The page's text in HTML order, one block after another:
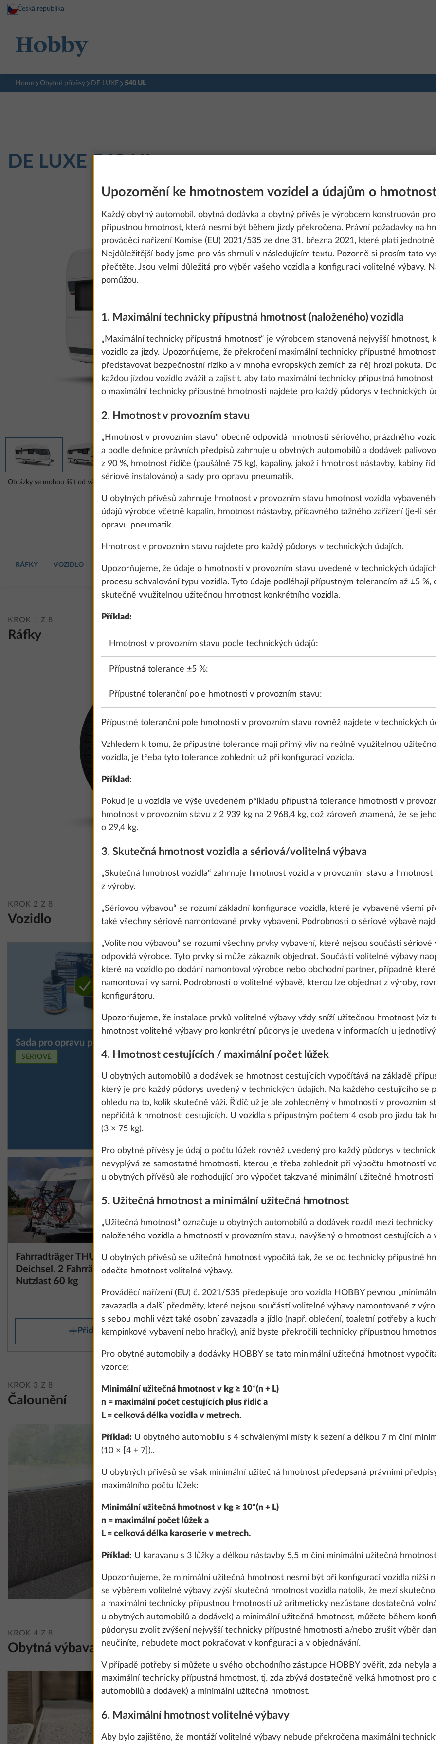
improve our communication with you. We take your preferences into
all". You can revoke your consent at any time with effect for the future.
information about cookies and customization options by clicking on the
Česká republika
Home Obytné přívěsy DE LUXE 540 UL
DE LUXE 540 UL
Obrázky se mohou lišit od vámi zvolené konfigurace.
RÁFKY VOZIDLO ČALOUNĚNÍ OBYTNÁ VÝBAVA VODA, PLYN, ELEKTRIKA VYTÁPĚNÍ, KLIMATIZACE
KROK 1 Z 8
Ráfky
Ocelové
Silber s
SÉRIOVĚ
slitiny,
KROK 2 Z 8
Vozidlo
Sada pro opravu pneumatik
SÉRIOVĚ
místo sady na opravu
podlahu 1
25,4 kg
13 000 Kč
Fahrradträger THULE, für
Deichsel, 2 Fahrräder,
Nutzlast 60 kg
Další informace
10,0 kg
11 000 Kč
Přidat
KROK 3 Z 8
Čalounění
Zesto
KROK 4 Z 8
Obytná výbava
Upozornění ke hmotnostem vozidel a údajům o
Každý obytný automobil, obytná dodávka a obytný přívěs je výrobcem konstruován
přípustnou hmotnost, která nesmí být během jízdy překročena. Právní požadavky na
prováděcí nařízení Komise (EU) 2021/535 ze dne 31. března 2021, které platí
Nejdůležitější body jsme pro vás shrnuli v následujícím textu. Pozorně si prosím tato
přečtěte. Jsou velmi důležitá pro výběr vašeho vozidla a konfiguraci volitelné výbavy.
pomůžou.
1. Maximální technicky přípustná hmotnost (naloženého) vozidla
„Maximální technicky přípustná hmotnost“ je výrobcem stanovená nejvyšší hmotnost,
vozidlo za jízdy. Upozorňujeme, že překročení maximální technicky přípustné
představovat bezpečnostní riziko a v mnoha evropských zemích za něj hrozí pokuta.
každou jízdou vozidlo zvážit a zajistit, aby tato maximální technicky přípustná
o maximální technicky přípustné hmotnosti najdete pro každý půdorys v technických
2. Hmotnost v provozním stavu
„Hmotnost v provozním stavu“ obecně odpovídá hmotnosti sériového, prázdného
a podle definice právních předpisů zahrnuje u obytných automobilů a dodávek
z 90 %, hmotnost řidiče (paušálně 75 kg), kapaliny, jakož i hmotnost nástavby, kabiny
sériově instalováno) a sady pro opravu pneumatik.
U obytných přívěsů zahrnuje hmotnost v provozním stavu hmotnost vozidla
údajů výrobce včetně kapalin, hmotnost nástavby, přídavného tažného zařízení (je-li
opravu pneumatik.
Hmotnost v provozním stavu najdete pro každý půdorys v technických údajích.
Upozorňujeme, že údaje o hmotnosti v provozním stavu uvedené v technických
procesu schvalování typu vozidla. Tyto údaje podléhají přípustným tolerancím až ±5 %,
skutečně využitelnou užitečnou hmotnost konkrétního vozidla.
Příklad:
Hmotnost v provozním stavu podle technických údajů:
Přípustná tolerance ±5 %:
Přípustné toleranční pole hmotnosti v provozním stavu:
Přípustné toleranční pole hmotnosti v provozním stavu rovněž najdete v technických
Vzhledem k tomu, že přípustné tolerance mají přímý vliv na reálně využitelnou
vozidla, je třeba tyto tolerance zohlednit už při konfiguraci vozidla.
Příklad:
Pokud je u vozidla ve výše uvedeném příkladu přípustná tolerance hmotnosti v
hmotnost v provozním stavu z 2 939 kg na 2 968,4 kg, což zároveň znamená, že se
o 29,4 kg.
3. Skutečná hmotnost vozidla a sériová/volitelná výbava
„Skutečná hmotnost vozidla“ zahrnuje hmotnost vozidla v provozním stavu a
z výroby.
„Sériovou výbavou“ se rozumí základní konfigurace vozidla, které je vybavené všemi
také všechny sériově namontované prvky vybavení. Podrobnosti o sériové výbavě
„Volitelnou výbavou“ se rozumí všechny prvky vybavení, které nejsou součástí sériové
odpovídá výrobce. Tyto prvky si může zákazník objednat. Součástí volitelné výbavy
které na vozidlo po dodání namontoval výrobce nebo obchodní partner, případně
namontovali vy sami. Podrobnosti o volitelné výbavě, kterou lze objednat z výroby,
konfigurátoru.
Upozorňujeme, že instalace prvků volitelné výbavy vždy sníží užitečnou hmotnost (viz
hmotnost volitelné výbavy pro konkrétní půdorys je uvedena v informacích u
4. Hmotnost cestujících / maximální počet lůžek
U obytných automobilů a dodávek se hmotnost cestujících vypočítává na základě
který je pro každý půdorys uvedený v technických údajích. Na každého cestujícího se
ohledu na to, kolik skutečně váží. Řidič už je ale zohledněný v hmotnosti v provozním
nepřičítá k hmotnosti cestujících. U vozidla s přípustným počtem 4 osob pro jízdu tak
(3 × 75 kg).
Pro obytné přívěsy je údaj o počtu lůžek rovněž uvedený pro každý půdorys v
nevyplývá ze samostatné hmotnosti, kterou je třeba zohlednit při výpočtu hmotností
u obytných přívěsů ale rozhodující pro výpočet takzvané minimální užitečné hmotnosti
5. Užitečná hmotnost a minimální užitečná hmotnost
„Užitečná hmotnost“ označuje u obytných automobilů a dodávek rozdíl mezi
naloženého vozidla a hmotností v provozním stavu, navýšený o hmotnost cestujících a
U obytných přívěsů se užitečná hmotnost vypočítá tak, že se od technicky přípustné
odečte hmotnost volitelné výbavy.
Prováděcí nařízení (EU) č. 2021/535 předepisuje pro vozidla HOBBY pevnou
zavazadla a další předměty, které nejsou součástí volitelné výbavy namontované z
s sebou mohli vézt také osobní zavazadla a jídlo (např. oblečení, toaletní potřeby a
kempinkové vybavení nebo hračky), aniž byste překročili technicky přípustnou
Pro obytné automobily a dodávky HOBBY se tato minimální užitečná hmotnost
vzorce:
Minimální užitečná hmotnost v kg ≥ 10*(n + L)
n = maximální počet cestujících plus řidič a
L = celková délka vozidla v metrech.
Příklad: U obytného automobilu s 4 schválenými místy k sezení a délkou 7 m činí
(10 × [4 + 7])..
U obytných přívěsů se však minimální užitečná hmotnost předepsaná právními
maximálního počtu lůžek:
Minimální užitečná hmotnost v kg ≥ 10*(n + L)
n = maximální počet lůžek a
L = celková délka karoserie v metrech.
Příklad: U karavanu s 3 lůžky a délkou nástavby 5,5 m činí minimální užitečná
Upozorňujeme, že minimální užitečná hmotnost nesmí být při konfiguraci vozidla nižší
se výběrem volitelné výbavy zvýší skutečná hmotnost vozidla natolik, že mezi
a maximální technicky přípustnou hmotností už aritmeticky nezůstane dostatečná
u obytných automobilů a dodávek) a minimální užitečná hmotnost, můžete během
půdorysu zvolit zvýšení nejvyšší technicky přípustné hmotnosti a/nebo zrušit výběr
neučiníte, nebudete moct pokračovat v konfiguraci a v objednávání.
V případě potřeby si můžete u svého obchodního zástupce HOBBY ověřit, zda nebyla
maximální technicky přípustná hmotnost, tj. zda zbývá dostatečně velká hmotnost pro
automobilů a dodávek) a minimální užitečná hmotnost.
6. Maximální hmotnost volitelné výbavy
Aby bylo zajištěno, že montáží volitelné výbavy nebude překročena maximální